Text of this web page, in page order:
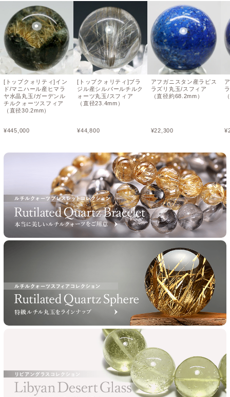
[トップクォリティ]イン
ド/マニハール産ヒマラ
ヤ水晶丸玉/ガーデンル
チルクォーツスフィア
（直径30.2mm）
¥445,000
[トップクォリティ]ブラ
ジル産シルバールチルク
ォーツ丸玉/スフィア
（直径23.4mm）
¥44,800
アフガニスタン産ラピス
ラズリ丸玉/スフィア
（直径約68.2mm）
¥22,300 ¥